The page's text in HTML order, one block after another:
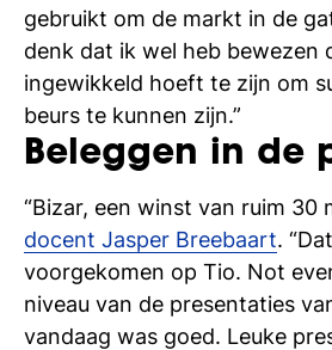
gebruikt om de markt in de
denk dat ik wel heb bewezen
ingewikkeld hoeft te zijn om
beurs te kunnen zijn.”
Beleggen in de
“Bizar, een winst van ruim 30
docent Jasper Breebaart.
voorgekomen op Tio. Not
niveau van de presentaties
vandaag was goed. Leuke